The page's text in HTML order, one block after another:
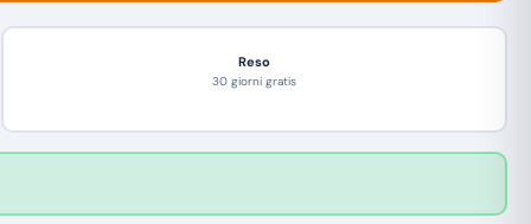
Reso
30 giorni gratis